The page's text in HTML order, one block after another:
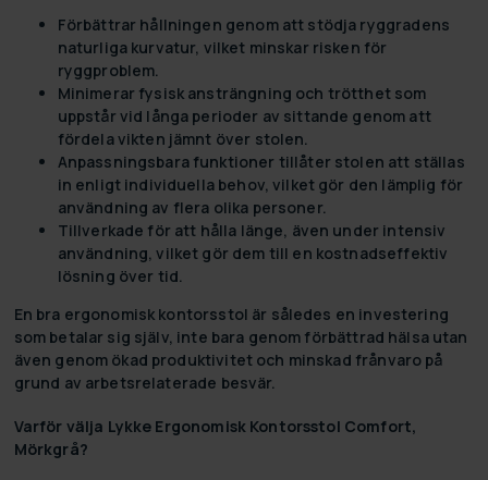
Förbättrar hållningen genom att stödja ryggradens
naturliga kurvatur, vilket minskar risken för
ryggproblem.
Minimerar fysisk ansträngning och trötthet som
uppstår vid långa perioder av sittande genom att
fördela vikten jämnt över stolen.
Anpassningsbara funktioner tillåter stolen att ställas
in enligt individuella behov, vilket gör den lämplig för
användning av flera olika personer.
Tillverkade för att hålla länge, även under intensiv
användning, vilket gör dem till en kostnadseffektiv
lösning över tid.
En bra ergonomisk kontorsstol är således en investering
som betalar sig själv, inte bara genom förbättrad hälsa utan
även genom ökad produktivitet och minskad frånvaro på
grund av arbetsrelaterade besvär.
Varför välja Lykke Ergonomisk Kontorsstol Comfort,
Mörkgrå?